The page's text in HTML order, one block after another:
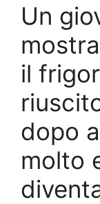
Un
il
dopo
molto